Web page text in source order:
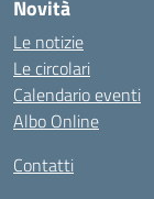
Novità
Le notizie
Le circolari
Calendario eventi
Albo Online
Contatti